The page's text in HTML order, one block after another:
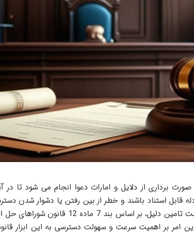
برداری از دلایل و امارات دعوا انجام می شود تا در
قابل استناد باشند و خطر از بین رفتن یا دشوار شدن
آن ها وجود نداشته باشد. صلاحیت رسیدگی به درخواست تامین دلیل، بر اساس بند 7
که این امر بر اهمیت سرعت و سهولت دسترسی به این ابزار